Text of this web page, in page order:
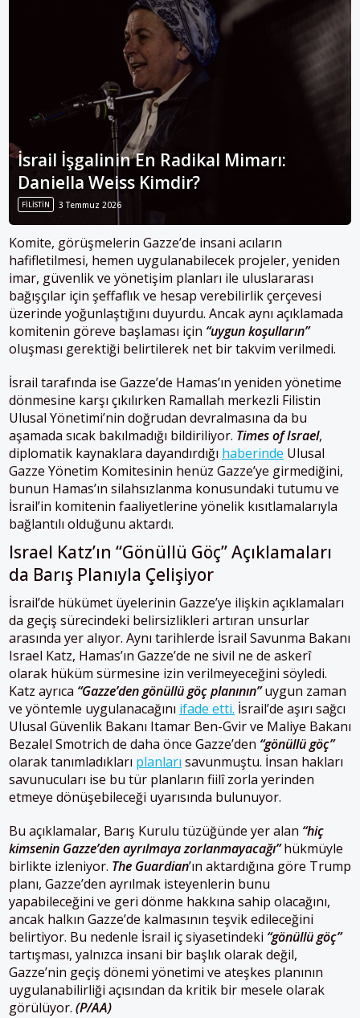
İsrail İşgalinin En Radikal Mimarı:
Daniella Weiss Kimdir?
FILISTIN 3 Temmuz 2026
Komite, görüşmelerin Gazze’de insani acıların
hafifletilmesi, hemen uygulanabilecek projeler, yeniden
imar, güvenlik ve yönetişim planları ile uluslararası
bağışçılar için şeffaflık ve hesap verebilirlik çerçevesi
üzerinde yoğunlaştığını duyurdu. Ancak aynı açıklamada
komitenin göreve başlaması için “uygun koşulların”
oluşması gerektiği belirtilerek net bir takvim verilmedi.
İsrail tarafında ise Gazze’de Hamas’ın yeniden yönetime
dönmesine karşı çıkılırken Ramallah merkezli Filistin
Ulusal Yönetimi’nin doğrudan devralmasına da bu
aşamada sıcak bakılmadığı bildiriliyor. Times of Israel,
diplomatik kaynaklara dayandırdığı haberinde Ulusal
Gazze Yönetim Komitesinin henüz Gazze’ye girmediğini,
bunun Hamas’ın silahsızlanma konusundaki tutumu ve
İsrail’in komitenin faaliyetlerine yönelik kısıtlamalarıyla
bağlantılı olduğunu aktardı.
Israel Katz’ın “Gönüllü Göç” Açıklamaları
da Barış Planıyla Çelişiyor
İsrail’de hükümet üyelerinin Gazze’ye ilişkin açıklamaları
da geçiş sürecindeki belirsizlikleri artıran unsurlar
arasında yer alıyor. Aynı tarihlerde İsrail Savunma Bakanı
Israel Katz, Hamas’ın Gazze’de ne sivil ne de askerî
olarak hüküm sürmesine izin verilmeyeceğini söyledi.
Katz ayrıca “Gazze’den gönüllü göç planının”uygun zaman
ve yöntemle uygulanacağını ifade etti. İsrail’de aşırı sağcı
Ulusal Güvenlik Bakanı Itamar Ben-Gvir ve Maliye Bakanı
Bezalel Smotrich de daha önce Gazze’den “gönüllü göç”
olarak tanımladıkları planları savunmuştu. İnsan hakları
savunucuları ise bu tür planların fiilî zorla yerinden
etmeye dönüşebileceği uyarısında bulunuyor.
Bu açıklamalar, Barış Kurulu tüzüğünde yer alan “hiç
kimsenin Gazze’den ayrılmaya zorlanmayacağı”hükmüyle
birlikte izleniyor. The Guardian’ın aktardığına göre Trump
planı, Gazze’den ayrılmak isteyenlerin bunu
yapabileceğini ve geri dönme hakkına sahip olacağını,
ancak halkın Gazze’de kalmasının teşvik edileceğini
belirtiyor. Bu nedenle İsrail iç siyasetindeki “gönüllü göç”
tartışması, yalnızca insani bir başlık olarak değil,
Gazze’nin geçiş dönemi yönetimi ve ateşkes planının
uygulanabilirliği açısından da kritik bir mesele olarak
görülüyor. (P/AA)